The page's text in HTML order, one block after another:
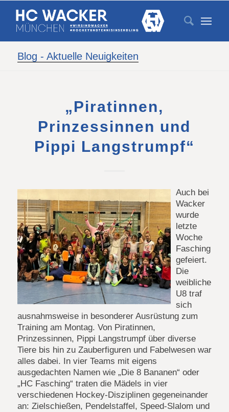
Blog - Aktuelle Neuigkeiten
„Piratinnen,
Prinzessinnen und
Pippi Langstrumpf“
Auch bei
Wacker
wurde
letzte
Woche
Fasching
gefeiert.
Die
weibliche
U8 traf
sich
ausnahmsweise in besonderer Ausrüstung zum
Training am Montag. Von Piratinnen,
Prinzessinnen, Pippi Langstrumpf über diverse
Tiere bis hin zu Zauberfiguren und Fabelwesen war
alles dabei. In vier Teams mit eigens
ausgedachten Namen wie „Die 8 Bananen“ oder
„HC Fasching“ traten die Mädels in vier
verschiedenen Hockey-Disziplinen gegeneinander
an: Zielschießen, Pendelstaffel, Speed-Slalom und